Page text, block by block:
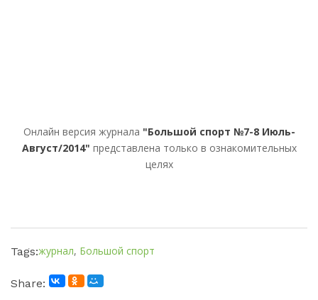
Онлайн версия журнала "Большой спорт №7-8 Июль-
Август/2014" представлена только в ознакомительных
целях
Tags:журнал, Большой спорт
Share: